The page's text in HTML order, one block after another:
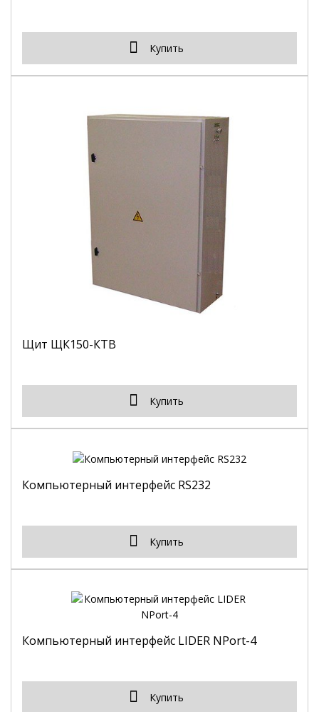
Купить
Щит ЩК150-КТВ
Купить
Компьютерный интерфейс RS232
Купить
Компьютерный интерфейс LIDER NPort-4
Купить